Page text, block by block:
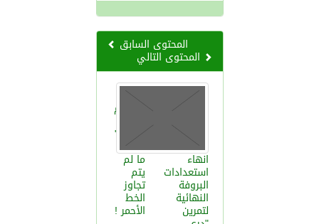
المحتوى السابق
المحتوى التالي
الهجوم
"الأسد"
انتهى
ما لم
يتم
تجاوز
الخط
الأحمر !
انهاء
استعدادات
البروفة
النهائية
لتمرين